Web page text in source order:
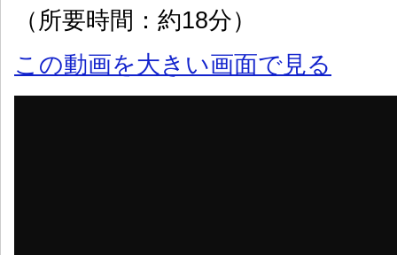
（所要時間：約18分）
この動画を大きい画面で見る